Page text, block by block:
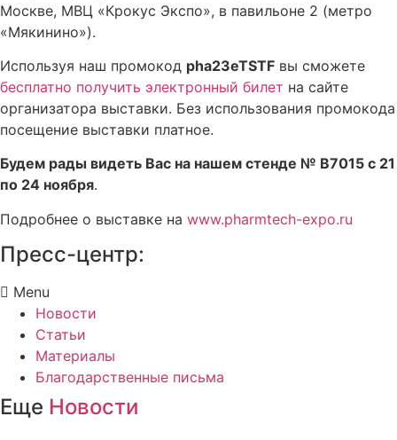
Москве, МВЦ «Крокус Экспо», в павильоне 2 (метро
«Мякинино»).
Используя наш промокод pha23eTSTF вы сможете
бесплатно получить электронный билет на сайте
организатора выставки. Без использования промокода
посещение выставки платное.
Будем рады видеть Вас на нашем стенде № B7015 с 21
по 24 ноября.
Подробнее о выставке на www.pharmtech-expo.ru
Пресс-центр:
Menu
Новости
Статьи
Материалы
Благодарственные письма
Еще Новости